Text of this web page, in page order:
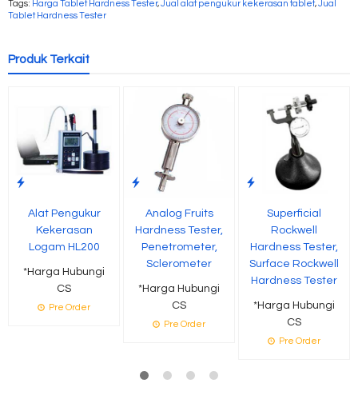
Tags: Harga Tablet Hardness Tester,Jual alat pengukur kekerasan tablet,Jual
Tablet Hardness Tester
Produk Terkait
Alat Pengukur
Kekerasan
Logam HL200
*Harga Hubungi
CS
Pre Order
Analog Fruits
Hardness Tester,
Penetrometer,
Sclerometer
*Harga Hubungi
CS
Pre Order
Superficial
Rockwell
Hardness Tester,
Surface Rockwell
Hardness Tester
*Harga Hubungi
CS
Pre Order